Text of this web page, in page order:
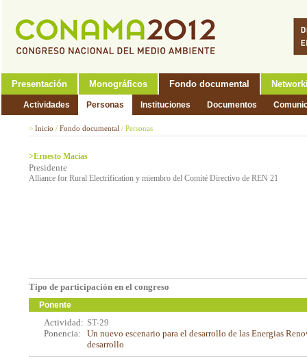
Presentación Monográficos Fondo documental
Actividades Personas Instituciones Documentos
> Inicio / Fondo documental / Personas
>Ernesto Macías
Presidente
Alliance for Rural Electrification y miembro del Comité Directivo de REN 21
Tipo de participación en el congreso
Ponente
Actividad: ST-29
Ponencia:
Un nuevo escenario para el desarrollo de las Energias
desarrollo